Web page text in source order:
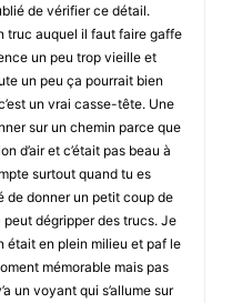
de vérifier ce détail.
truc auquel il faut faire gaffe
un peu trop vieille et
un peu ça pourrait bien
un vrai casse-tête. Une
sur un chemin parce que
d’air et c’était pas beau à
surtout quand tu es
de donner un petit coup de
dégripper des trucs. Je
était en plein milieu et paf le
mémorable mais pas
un voyant qui s’allume sur